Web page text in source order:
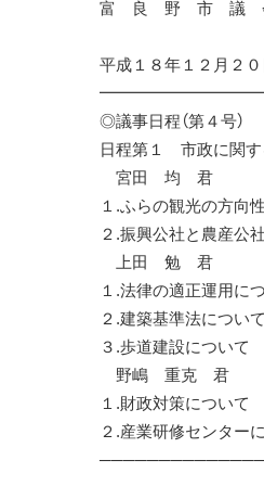
富 良 野 市 議
平成１８年１２月２
◎議事日程（第４号）
日程第１ 市政に関す
宮田 均 君
１.ふらの観光の方向
２.振興公社と農産公
上田 勉 君
１.法律の適正運用に
２.建築基準法について
３.歩道建設について
野嶋 重克 君
１.財政対策について
２.産業研修センター